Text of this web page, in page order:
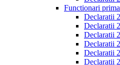
Functionari
Declaratii
Declaratii
Declaratii
Declaratii
Declaratii
Declaratii